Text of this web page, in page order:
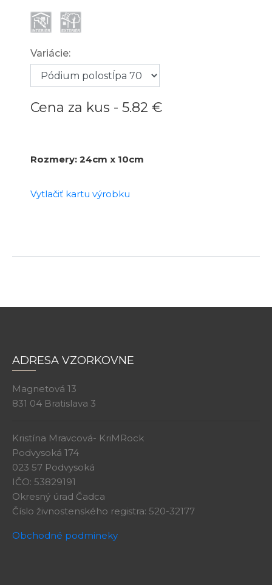
Variácie:
Cena za kus - 5.82 €
Rozmery: 24cm x 10cm
Vytlačiť kartu výrobku
ADRESA VZORKOVNE
Magnetová 13
831 04 Bratislava 3
Kristína Mravcová- KriMRock
Podvysoká 174
023 57 Podvysoká
IČO: 53829191
Okresný úrad Čadca
Číslo živnostenského registra: 520-32177
Obchodné podmineky